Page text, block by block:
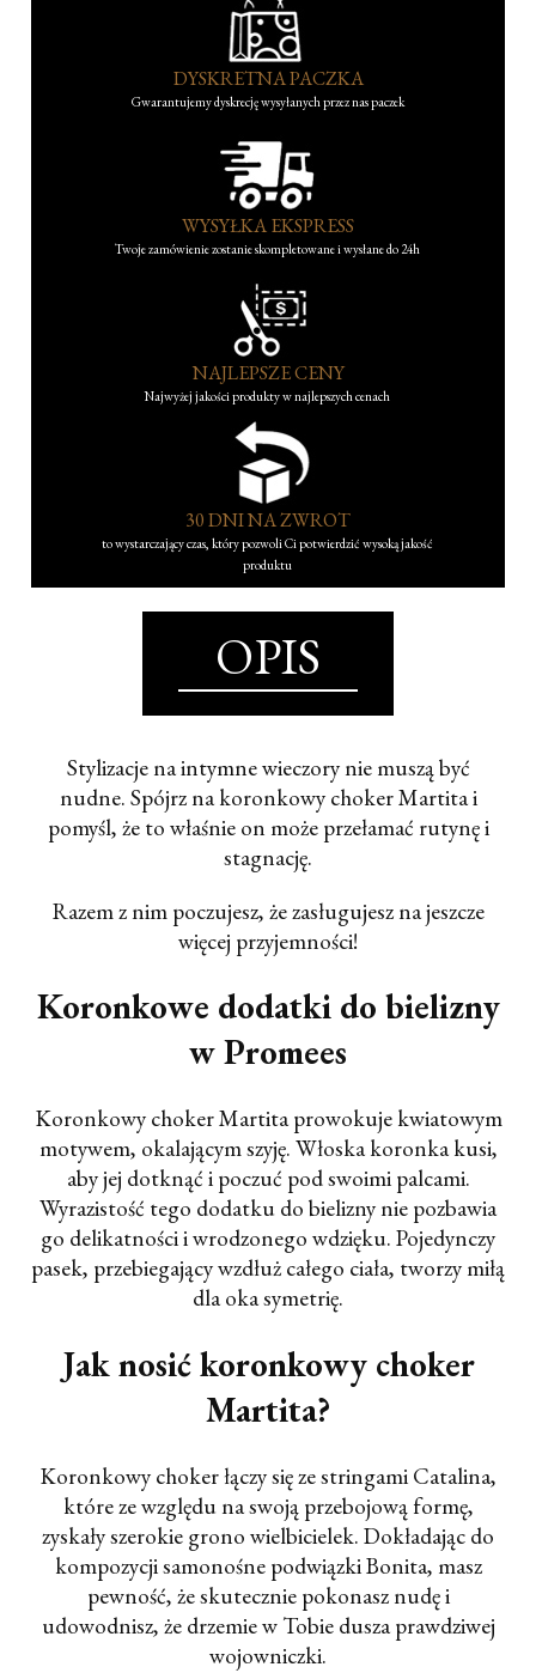
DYSKRETNA PACZKA
Gwarantujemy dyskrecję wysyłanych przez nas paczek
WYSYŁKA EKSPRESS
Twoje zamówienie zostanie skompletowane i wysłane do 24h
NAJLEPSZE CENY
Najwyżej jakości produkty w najlepszych cenach
30 DNI NA ZWROT
to wystarczający czas, który pozwoli Ci potwierdzić wysoką jakość
produktu
OPIS
Stylizacje na intymne wieczory nie muszą być
nudne. Spójrz na koronkowy choker Martitai
pomyśl, że to właśnie on może przełamać rutynę i
stagnację.
Razem z nim poczujesz, że zasługujesz na jeszcze
więcej przyjemności!
Koronkowe dodatki do bielizny
w Promees
Koronkowy choker Martita prowokuje kwiatowym
motywem, okalającym szyję. Włoska koronka kusi,
aby jej dotknąć i poczuć pod swoimi palcami.
Wyrazistość tego dodatku do bielizny nie pozbawia
go delikatności i wrodzonego wdzięku. Pojedynczy
pasek, przebiegający wzdłuż całego ciała, tworzy miłą
dla oka symetrię.
Jak nosić koronkowy choker
Martita?
Koronkowy choker łączy się zestringami Catalina,
które ze względu na swoją przebojową formę,
zyskały szerokie grono wielbicielek. Dokładając do
kompozycjisamonośne podwiązki Bonita, masz
pewność, że skutecznie pokonasz nudę i
udowodnisz, że drzemie w Tobie dusza prawdziwej
wojowniczki.